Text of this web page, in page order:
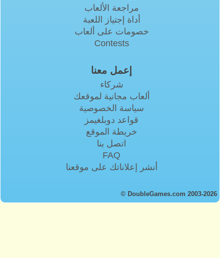
مراجعة الألعاب
أداة إجتياز اللعبة
خصومات على ألعاب
Contests
إعمل معنا
شركاء
ألعاب مجانية لموقعك
سياسة الخصوصية
قواعد دوبلغيمز
خريطة الموقع
اتصل بنا
FAQ
أنشر إعلاناتك على موقعنا
© DoubleGames.com 2003-2026